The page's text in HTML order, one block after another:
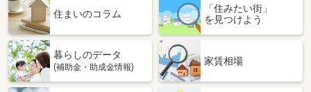
住まいのコラム
「住みたい街」
を見つけよう
暮らしのデータ
(補助金・助成金情報)
家賃相場